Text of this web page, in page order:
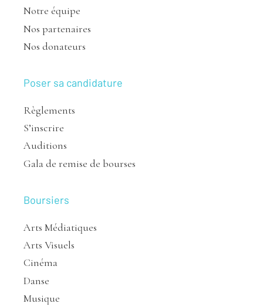
Notre équipe
Nos partenaires
Nos donateurs
Poser sa candidature
Règlements
S’inscrire
Auditions
Gala de remise de bourses
Boursiers
Arts Médiatiques
Arts Visuels
Cinéma
Danse
Musique